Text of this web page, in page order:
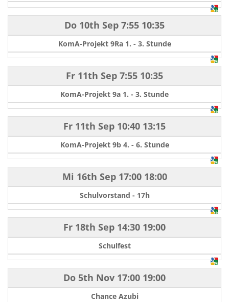
Do 10th Sep 7:55 10:35
KomA-Projekt 9Ra 1. - 3. Stunde
Fr 11th Sep 7:55 10:35
KomA-Projekt 9a 1. - 3. Stunde
Fr 11th Sep 10:40 13:15
KomA-Projekt 9b 4. - 6. Stunde
Mi 16th Sep17:00 18:00
Schulvorstand - 17h
Fr 18th Sep 14:30 19:00
Schulfest
Do 5th Nov 17:00 19:00
Chance Azubi